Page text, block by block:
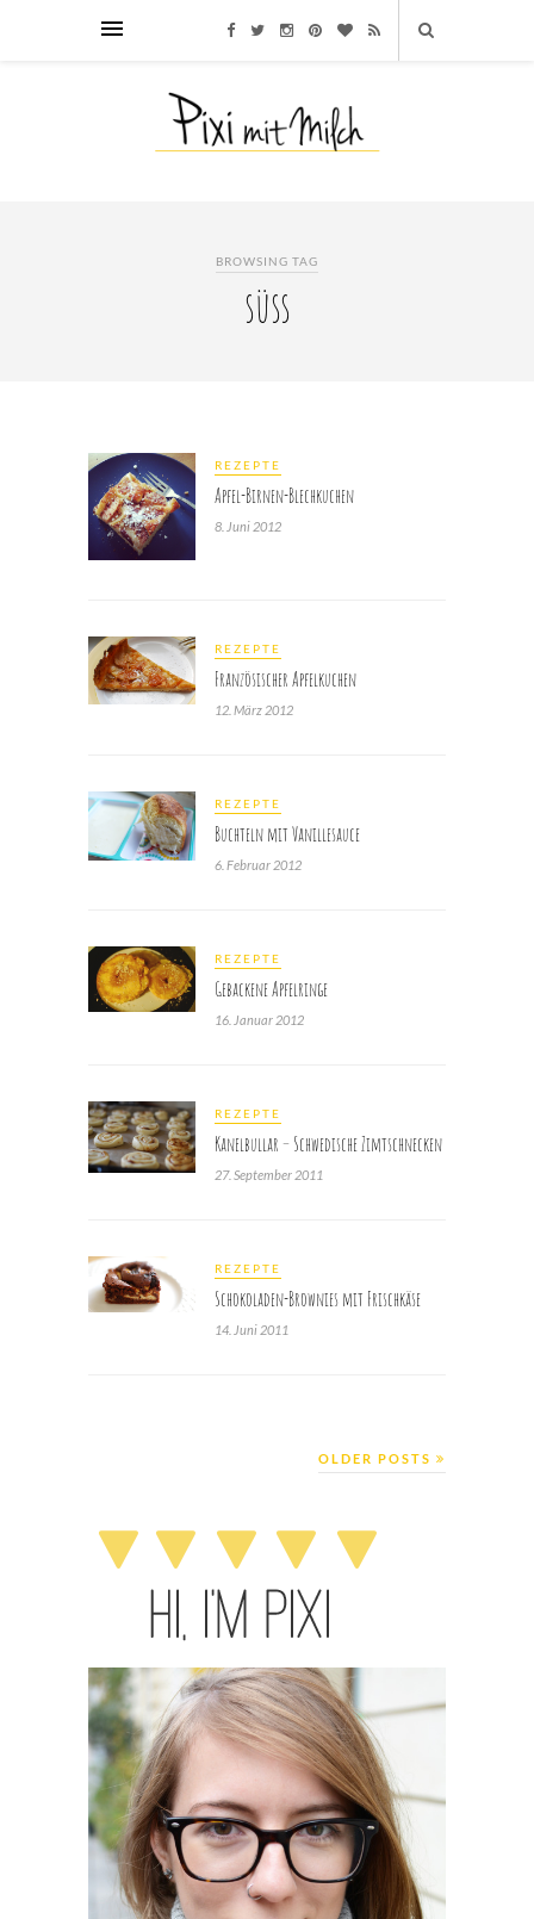
BROWSING TAG
süss
REZEPTE
Apfel-Birnen-Blechkuchen
8. Juni 2012
REZEPTE
Französischer Apfelkuchen
12. März 2012
REZEPTE
Buchteln mit Vanillesauce
6. Februar 2012
REZEPTE
Gebackene Apfelringe
16. Januar 2012
REZEPTE
Kanelbullar – Schwedische Zimtschnecken
27. September 2011
REZEPTE
Schokoladen-Brownies mit Frischkäse
14. Juni 2011
OLDER POSTS